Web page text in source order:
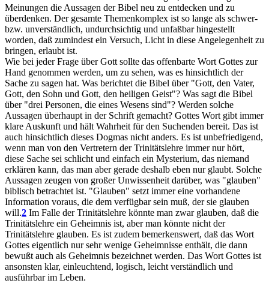
Meinungen die Aussagen der Bibel neu zu entdecken und zu
überdenken. Der gesamte Themenkomplex ist so lange als schwer-
bzw. unverständlich, undurchsichtig und unfaßbar hingestellt
worden, daß zumindest ein Versuch, Licht in diese Angelegenheit zu
bringen, erlaubt ist.
Wie bei jeder Frage über Gott sollte das offenbarte Wort Gottes zur
Hand genommen werden, um zu sehen, was es hinsichtlich der
Sache zu sagen hat. Was berichtet die Bibel über "Gott, den Vater,
Gott, den Sohn und Gott, den heiligen Geist"? Was sagt die Bibel
über "drei Personen, die eines Wesens sind"? Werden solche
Aussagen überhaupt in der Schrift gemacht? Gottes Wort gibt immer
klare Auskunft und hält Wahrheit für den Suchenden bereit. Das ist
auch hinsichtlich dieses Dogmas nicht anders. Es ist unbefriedigend,
wenn man von den Vertretern der Trinitätslehre immer nur hört,
diese Sache sei schlicht und einfach ein Mysterium, das niemand
erklären kann, das man aber gerade deshalb eben nur glaubt. Solche
Aussagen zeugen von großer Unwissenheit darüber, was "glauben"
biblisch betrachtet ist. "Glauben" setzt immer eine vorhandene
Information voraus, die dem verfügbar sein muß, der sie glauben
will.2 Im Falle der Trinitätslehre könnte man zwar glauben, daß die
Trinitätslehre ein Geheimnis ist, aber man könnte nicht der
Trinitätslehre glauben. Es ist zudem bemerkenswert, daß das Wort
Gottes eigentlich nur sehr wenige Geheimnisse enthält, die dann
bewußt auch als Geheimnis bezeichnet werden. Das Wort Gottes ist
ansonsten klar, einleuchtend, logisch, leicht verständlich und
ausführbar im Leben.